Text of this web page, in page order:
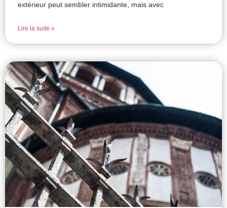
extérieur peut sembler intimidante, mais avec
Lire la suite »